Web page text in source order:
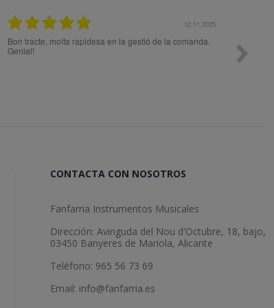
27.10.2025
Me aconsejaron muy bien previo
el mejor producto a mis
CONTACTA CON NOSOTROS
Fanfarria Instrumentos Musicales
Dirección: Avinguda del Nou d'Octubre, 18, bajo,
03450 Banyeres de Mariola, Alicante
Teléfono: 965 56 73 69
Email: info@fanfarria.es